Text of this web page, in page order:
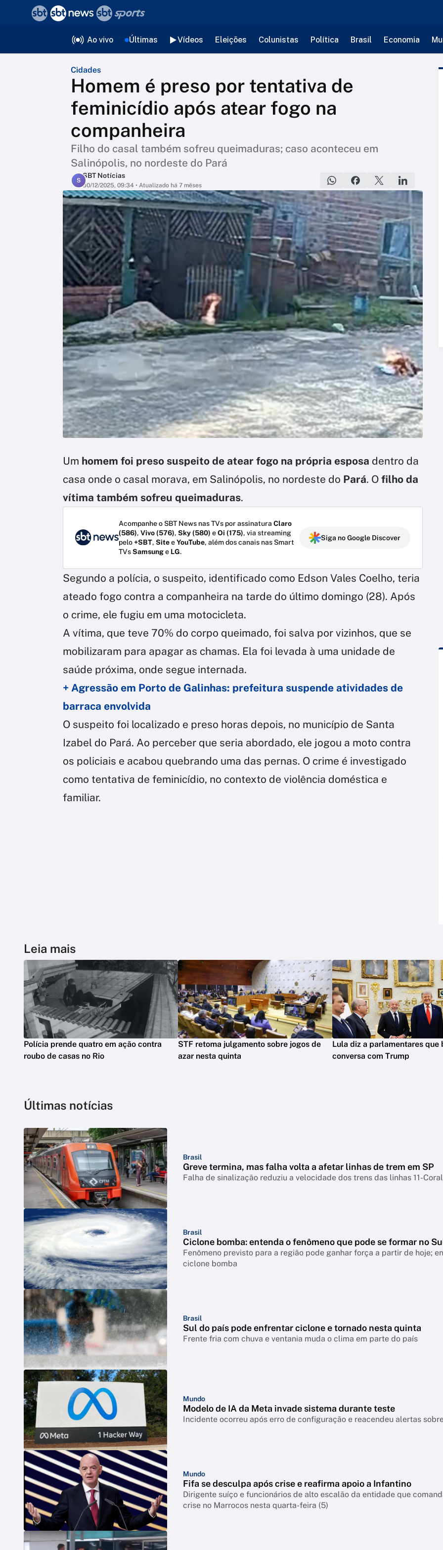
Ao vivo Últimas Vídeos Eleições Colunistas Política Brasil Economia
Cidades
Homem é preso por tentativa de
feminicídio após atear fogo na
companheira
Filho do casal também sofreu queimaduras; caso aconteceu em
Salinópolis, no nordeste do Pará
S
SBT Notícias
30/12/2025, 09:34 • Atualizado há 7 mêses
Um homem foi preso suspeito de atear fogo na própria esposa dentro da
casa onde o casal morava, em Salinópolis, no nordeste do Pará. O filho da
vítima também sofreu queimaduras.
Acompanhe o SBT News nas TVs por assinatura Claro
(586), Vivo (576), Sky (580) eOi (175), via streaming
pelo+SBT, SiteeYouTube, além dos canais nas Smart
TVsSamsunge LG.
Siga no Google Discover
Segundo a polícia, o suspeito, identificado como Edson Vales Coelho, teria
ateado fogo contra a companheira na tarde do último domingo (28). Após
o crime, ele fugiu em uma motocicleta.
A vítima, que teve 70% do corpo queimado, foi salva por vizinhos, que se
mobilizaram para apagar as chamas. Ela foi levada à uma unidade de
saúde próxima, onde segue internada.
+ Agressão em Porto de Galinhas: prefeitura suspende atividades de
barraca envolvida
O suspeito foi localizado e preso horas depois, no município de Santa
Izabel do Pará. Ao perceber que seria abordado, ele jogou a moto contra
os policiais e acabou quebrando uma das pernas. O crime é investigado
como tentativa de feminicídio, no contexto de violência doméstica e
familiar.
Leia mais
Polícia prende quatro em ação contra
roubo de casas no Rio
STF retoma julgamento sobre jogos de
azar nesta quinta
Lula diz a parlamentares que
conversa com Trump
Últimas notícias
Brasil
Greve termina, mas falha volta a afetar linhas de trem em SP
Falha de sinalização reduziu a velocidade dos trens das linhas 11-
Brasil
Ciclone bomba: entenda o fenômeno que pode se formar no
Fenômeno previsto para a região pode ganhar força a partir de hoje;
ciclone bomba
Brasil
Sul do país pode enfrentar ciclone e tornado nesta quinta
Frente fria com chuva e ventania muda o clima em parte do país
Mundo
Modelo de IA da Meta invade sistema durante teste
Incidente ocorreu após erro de configuração e reacendeu alertas
Mundo
Fifa se desculpa após crise e reafirma apoio a Infantino
Dirigente suíço e funcionários de alto escalão da entidade que
crise no Marrocos nesta quarta-feira (5)
voltar
Editorias